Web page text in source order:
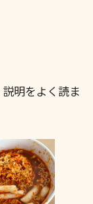
明をよく読ま